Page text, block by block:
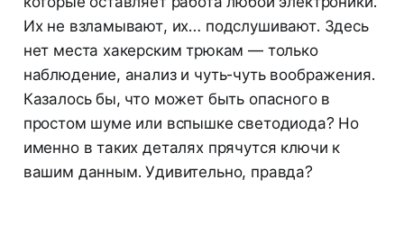
Их не взламывают, их… подслушивают. Здесь
нет места хакерским трюкам — только
наблюдение, анализ и чуть-чуть воображения.
Казалось бы, что может быть опасного в
простом шуме или вспышке светодиода? Но
именно в таких деталях прячутся ключи к
вашим данным. Удивительно, правда?